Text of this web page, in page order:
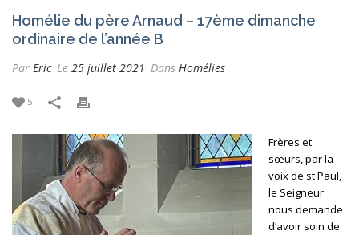
Homélie du père Arnaud – 17ème dimanche
ordinaire de l’année B
Par Eric Le 25 juillet 2021 Dans Homélies
5
Frères et
sœurs, par la
voix de st Paul,
le Seigneur
nous demande
d’avoir soin de